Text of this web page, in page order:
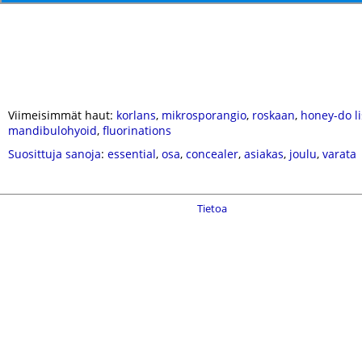
Viimeisimmät haut: korlans, mikrosporangio, roskaan, honey-do
mandibulohyoid, fluorinations
Suosittuja sanoja: essential, osa, concealer, asiakas, joulu, varata
Tietoa